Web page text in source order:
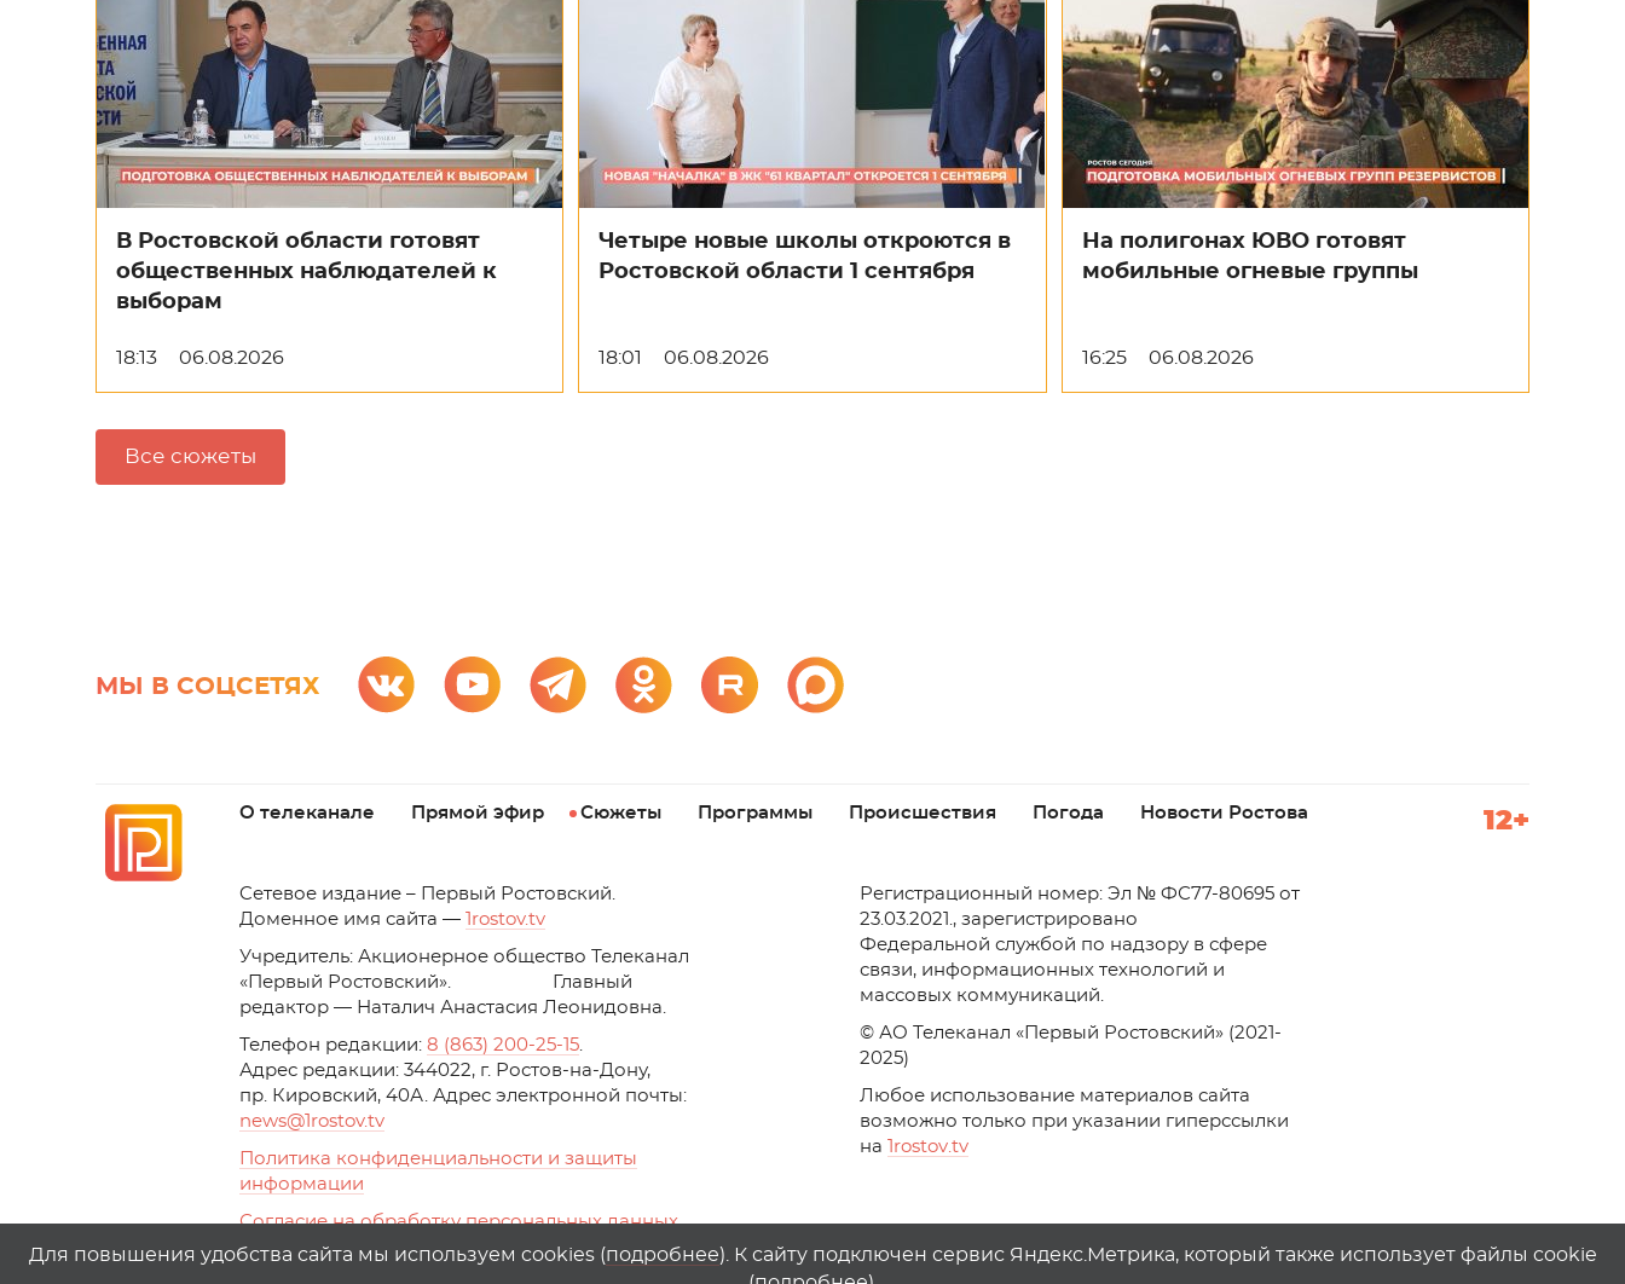
В Ростовской области готовят
общественных наблюдателей к
выборам
18:13 06.08.2026
Четыре новые школы откроются в
Ростовской области 1 сентября
18:01 06.08.2026
На полигонах ЮВО готовят
мобильные огневые группы
16:25 06.08.2026
Все сюжеты
МЫ В СОЦСЕТЯХ
О телеканале Прямой эфир Сюжеты Программы Происшествия Погода Новости Ростова 12+
Cетевое издание – Первый Ростовский.
Доменное имя сайта —
1rostov.tv
Учредитель: Акционерное общество Телеканал
«Первый Ростовский». Главный
редактор — Наталич Анастасия Леонидовна.
Телефон редакции: 8 (863) 200-25-15.
Адрес редакции: 344022, г. Ростов-на-Дону,
пр. Кировский, 40А. Адрес электронной почты:
news@1rostov.tv
Политика конфиденциальности и защиты
информации
Согласие на обработку персональных данных
с помощью сервисов Yandex.Metrika, top.mail.ru
Регистрационный номер: Эл № ФС77-80695 от
23.03.2021., зарегистрировано
Федеральной службой по надзору в сфере
связи, информационных технологий и
массовых коммуникаций.
© АО Телеканал «Первый Ростовский» (2021-
2025)
Любое использование материалов сайта
возможно только при указании гиперссылки
на
rostov.tv
Для повышения удобства сайта мы используем cookies (подробнее). К сайту подключен сервис Яндекс.Метрика, который также использует файлы cookie